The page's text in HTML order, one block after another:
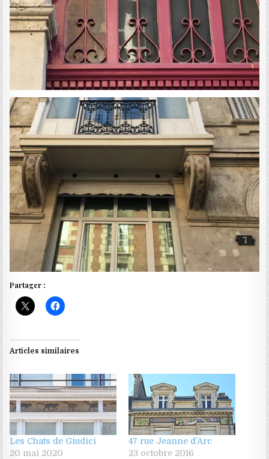
Partager :
Articles similaires
Les Chats de Giudici
20 mai 2020
47 rue Jeanne d’Arc
23 octobre 2016